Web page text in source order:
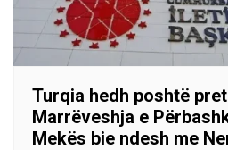
Turqia hedh poshtë
Marrëveshja e
Mekës bie ndesh me